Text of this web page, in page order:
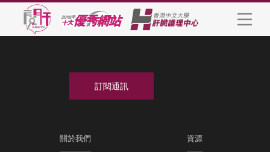
關於我們 資源